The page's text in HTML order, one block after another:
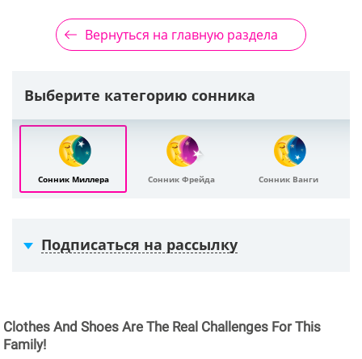
Вернуться на главную раздела
Выберите категорию сонника
Сонник Миллера Сонник Фрейда Сонник Ванги
Подписаться на рассылку
Clothes And Shoes Are The Real Challenges For This
Family!